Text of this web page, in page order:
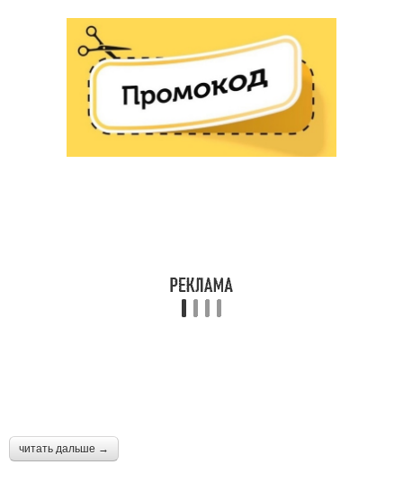
читать дальше →